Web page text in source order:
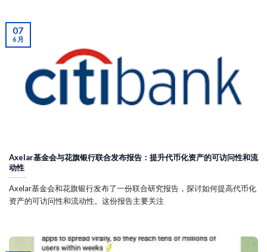
Axelar基金会与花旗银行联合发布报告：提升代币化资产的可访问性和流
动性
Axelar基金会和花旗银行发布了一份联合研究报告，探讨如何提高代币化
资产的可访问性和流动性。这份报告主要关注
07
6 月